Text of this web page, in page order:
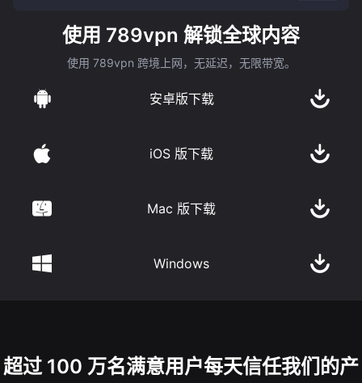
使用 789vpn 解锁全球内容
使用 789vpn 跨境上网，无延迟，无限带宽。
安卓版下载
iOS 版下载
Mac 版下载
Windows
超过 100 万名满意用户每天信任我们的产